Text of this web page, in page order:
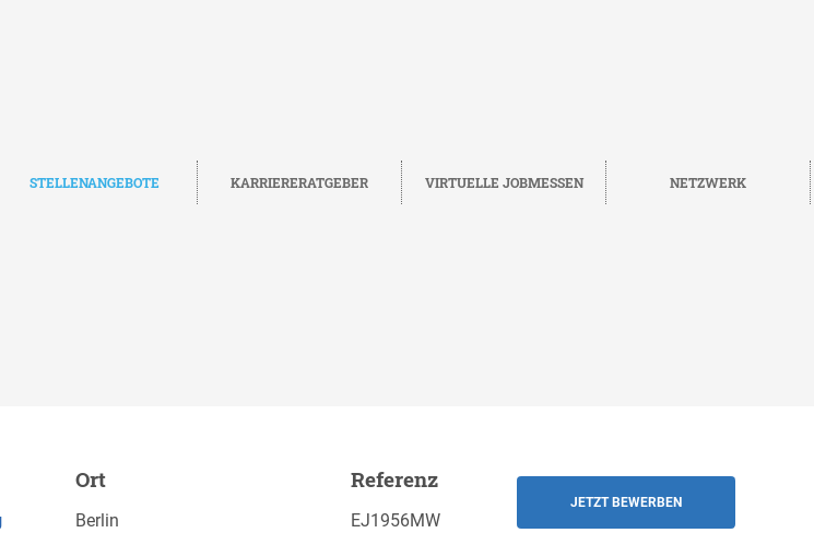
STELLENANGEBOTE KARRIERERATGEBER VIRTUELLE JOBMESSEN NETZWERK
Merken
Ort
Berlin
Referenz
EJ1956MW
JETZT BEWERBEN